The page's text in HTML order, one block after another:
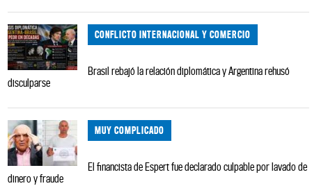
CONFLICTO INTERNACIONAL Y COMERCIO
Brasil rebajó la relación diplomática y Argentina rehusó
disculparse
MUY COMPLICADO
El financista de Espert fue declarado culpable por lavado de
dinero y fraude